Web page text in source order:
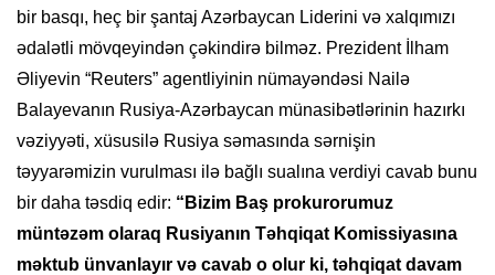
bir basqı, heç bir şantaj Azərbaycan Liderini və xalqımızı
ədalətli mövqeyindən çəkindirə bilməz. Prezident İlham
Əliyevin “Reuters” agentliyinin nümayəndəsi Nailə
Balayevanın Rusiya-Azərbaycan münasibətlərinin hazırkı
vəziyyəti, xüsusilə Rusiya səmasında sərnişin
təyyarəmizin vurulması ilə bağlı sualına verdiyi cavab bunu
bir daha təsdiq edir: “Bizim Baş prokurorumuz
müntəzəm olaraq Rusiyanın Təhqiqat Komissiyasına
məktub ünvanlayır və cavab o olur ki, təhqiqat davam